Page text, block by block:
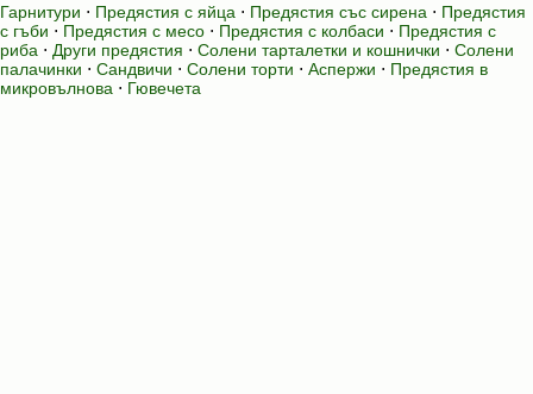
Гарнитури ⋅ Предястия с яйца ⋅ Предястия със сирена ⋅ Предястия
с гъби ⋅ Предястия с месо ⋅ Предястия с колбаси ⋅ Предястия с
риба ⋅ Други предястия ⋅ Солени тарталетки и кошнички ⋅ Солени
палачинки ⋅ Сандвичи ⋅ Солени торти ⋅ Аспержи ⋅ Предястия в
микровълнова ⋅ Гювечета